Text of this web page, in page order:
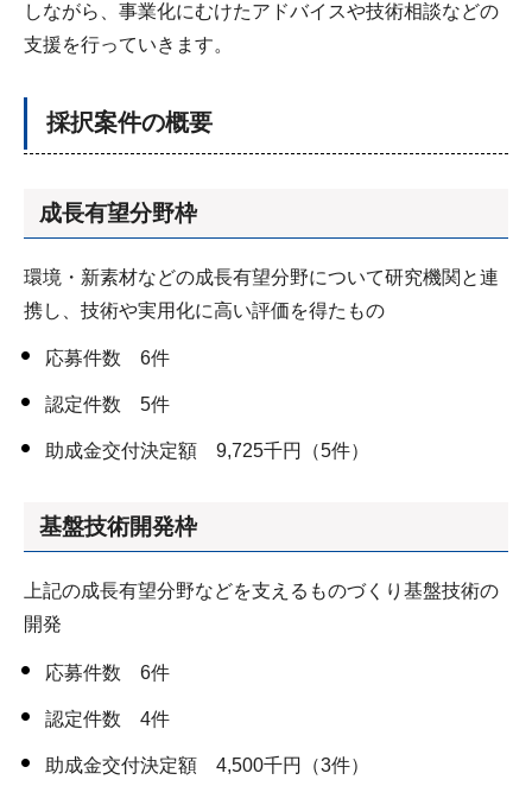
しながら、事業化にむけたアドバイスや技術相談などの
支援を行っていきます。
採択案件の概要
成長有望分野枠
環境・新素材などの成長有望分野について研究機関と連
携し、技術や実用化に高い評価を得たもの
応募件数 6件
認定件数 5件
助成金交付決定額 9,725千円（5件）
基盤技術開発枠
上記の成長有望分野などを支えるものづくり基盤技術の
開発
応募件数 6件
認定件数 4件
助成金交付決定額 4,500千円（3件）